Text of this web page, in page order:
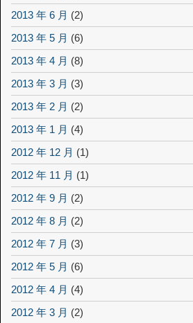
2013 年 6 月 (2)
2013 年 5 月 (6)
2013 年 4 月 (8)
2013 年 3 月 (3)
2013 年 2 月 (2)
2013 年 1 月 (4)
2012 年 12 月 (1)
2012 年 11 月 (1)
2012 年 9 月 (2)
2012 年 8 月 (2)
2012 年 7 月 (3)
2012 年 5 月 (6)
2012 年 4 月 (4)
2012 年 3 月 (2)